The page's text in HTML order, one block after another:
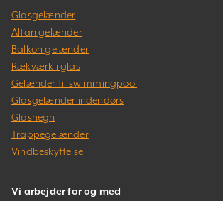
Glasgelænder
Altan gelænder
Balkon gelænder
Rækværk i glas
Gelænder til swimmingpool
Glasgelænder indendørs
Glashegn
Trappegelænder
Vindbeskyttelse
Vi arbejder for og med